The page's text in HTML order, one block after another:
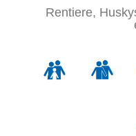
Rentiere,